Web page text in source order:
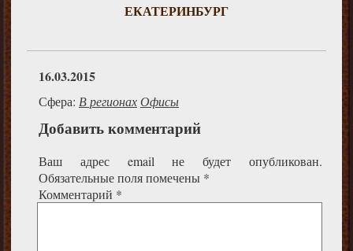
ЕКАТЕРИНБУРГ
16.03.2015
Сфера: В регионахОфисы
Добавить комментарий
Ваш адрес email не будет опубликован.
Обязательные поля помечены *
Комментарий *